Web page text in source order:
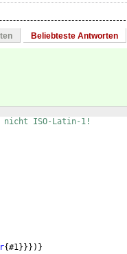
Beliebteste Antworten
nicht ISO-Latin-1!
{#1}}})}